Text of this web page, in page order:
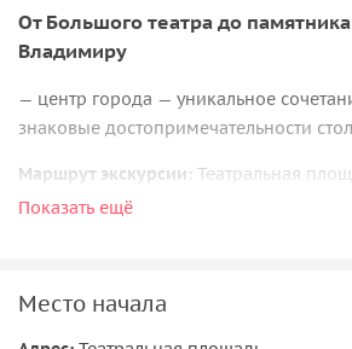
От Большого театра до
Владимиру
— центр города — уникальное
знаковые достопримечательности
Маршрут экскурсии: Театральная
Революции — Манежная площадь —
Показать ещё
Место начала